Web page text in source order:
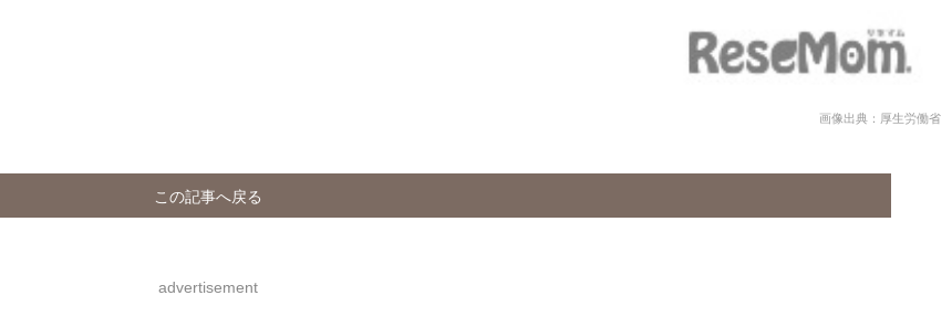
画像出典：厚生労働省
この記事へ戻る
advertisement